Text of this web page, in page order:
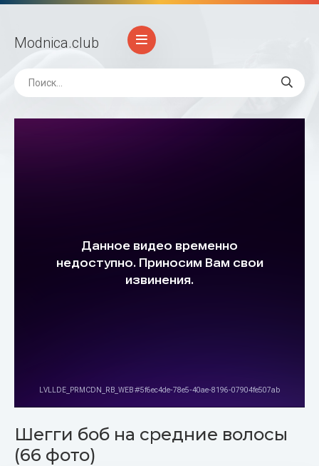
Modnica.club
Шегги боб на средние волосы
(66 фото)